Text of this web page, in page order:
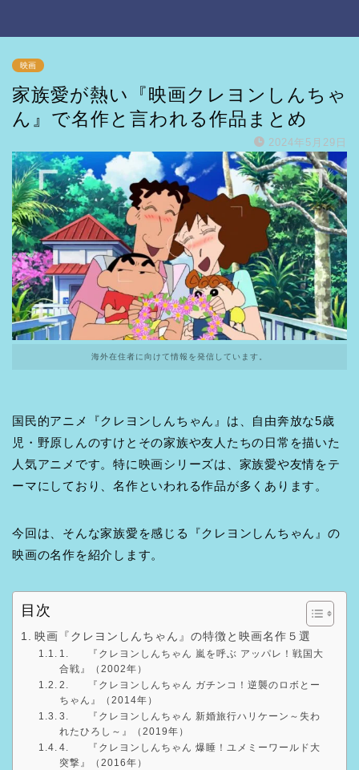
映画
家族愛が熱い『映画クレヨンしんちゃ
ん』で名作と言われる作品まとめ
2024年5月29日
海外在住者に向けて情報を発信しています。
国民的アニメ『クレヨンしんちゃん』は、自由奔放な5歳
児・野原しんのすけとその家族や友人たちの日常を描いた
人気アニメです。特に映画シリーズは、家族愛や友情をテ
ーマにしており、名作といわれる作品が多くあります。
今回は、そんな家族愛を感じる『クレヨンしんちゃん』の
映画の名作を紹介します。
目次
映画『クレヨンしんちゃん』の特徴と映画名作５選
1. 『クレヨンしんちゃん 嵐を呼ぶ アッパレ！戦国大
合戦』（2002年）
2. 『クレヨンしんちゃん ガチンコ！逆襲のロボとー
ちゃん』（2014年）
3. 『クレヨンしんちゃん 新婚旅行ハリケーン～失わ
れたひろし～』（2019年）
4. 『クレヨンしんちゃん 爆睡！ユメミーワールド大
突撃』（2016年）